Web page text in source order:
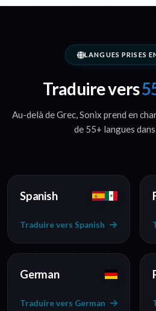
LANGUES PRISES
Traduire vers
Au-delà de Grec, Sonix prend en
de 55+ langues
Spanish
Traduire vers Spanish
German
Traduire vers German